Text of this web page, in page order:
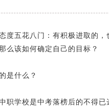
度五花八门：有积极进取的
么该如何确定自己的目标？
是什么？
职学校是中考落榜后的不得